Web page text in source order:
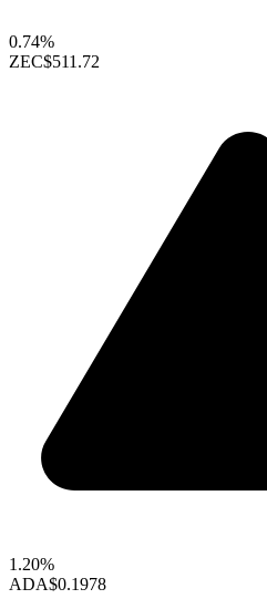
0.74%
ZEC$511.72
1.20%
ADA$0.1978